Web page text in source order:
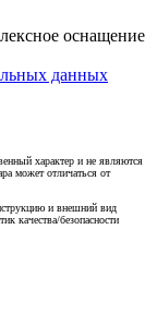
оснащение
данных
характер и не являются
может отличаться от
и внешний вид
качества/безопасности